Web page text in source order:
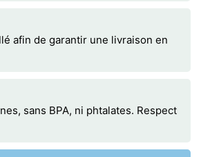
afin de garantir une livraison en
sans BPA, ni phtalates. Respect